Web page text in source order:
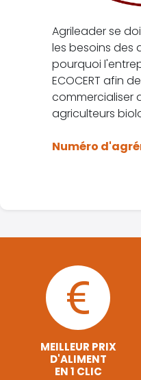
Agrileader se
les besoins des
pourquoi
ECOCERT afin
commercialiser
agriculteurs
Numéro
MEILLEUR PRIX
D'ALIMENT
EN 1 CLIC